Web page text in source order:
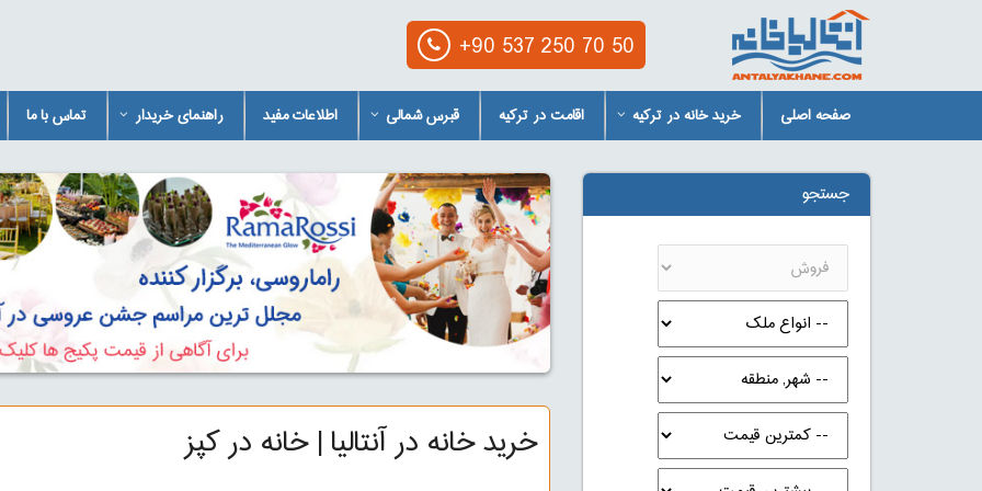
+90 537 250 70 50
صفحه اصلی خرید خانه در ترکیه اقامت در ترکیه قبرس شمالی اطلاعات مفید راهنمای خریدار تماس با ما
خرید خانه در آنتالیا | خانه در کپز
جستجو